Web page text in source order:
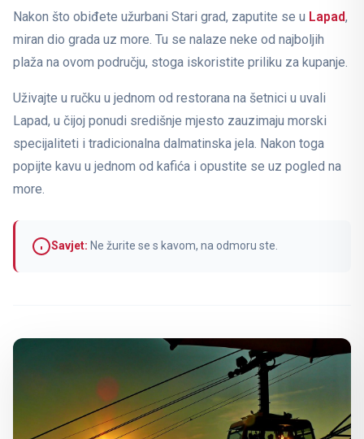
Nakon što obiđete užurbani Stari grad, zaputite se u Lapad,
miran dio grada uz more. Tu se nalaze neke od najboljih
plaža na ovom području, stoga iskoristite priliku za kupanje.
Uživajte u ručku u jednom od restorana na šetnici u uvali
Lapad, u čijoj ponudi središnje mjesto zauzimaju morski
specijaliteti i tradicionalna dalmatinska jela. Nakon toga
popijte kavu u jednom od kafića i opustite se uz pogled na
more.
Savjet: Ne žurite se s kavom, na odmoru ste.